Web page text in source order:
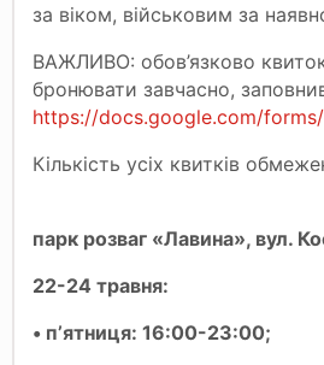
за віком, військовим за
ВАЖЛИВО: обов’язково
бронювати завчасно,
https://docs.google.com/forms/
Кількість усіх квитків
парк розваг «Лавина», вул.
22-24 травня:
• пʼятниця: 16:00-23:00;